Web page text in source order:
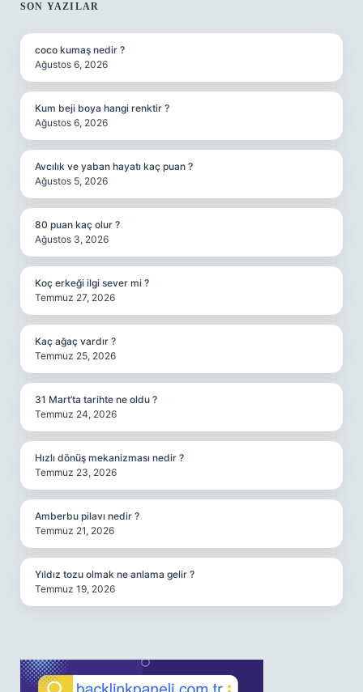
SIDEBAR
SON YAZILAR
coco kumaş nedir ?
Ağustos 6, 2026
Kum beji boya hangi renktir ?
Ağustos 6, 2026
Avcılık ve yaban hayatı kaç puan ?
Ağustos 5, 2026
80 puan kaç olur ?
Ağustos 3, 2026
Koç erkeği ilgi sever mi ?
Temmuz 27, 2026
Kaç ağaç vardır ?
Temmuz 25, 2026
31 Mart’ta tarihte ne oldu ?
Temmuz 24, 2026
Hızlı dönüş mekanizması nedir ?
Temmuz 23, 2026
Amberbu pilavı nedir ?
Temmuz 21, 2026
Yıldız tozu olmak ne anlama gelir ?
Temmuz 19, 2026